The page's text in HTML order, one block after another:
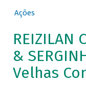
Ações
REIZILAN
&
Velhas